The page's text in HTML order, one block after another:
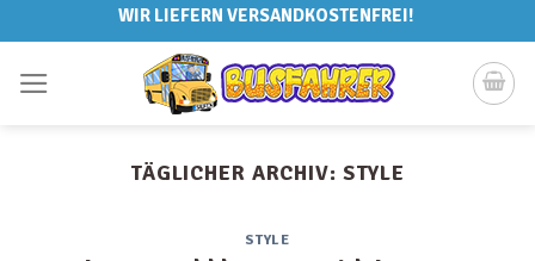
to
content
WIR LIEFERN VERSANDKOSTENFREI!
TÄGLICHER ARCHIV: STYLE
STYLE